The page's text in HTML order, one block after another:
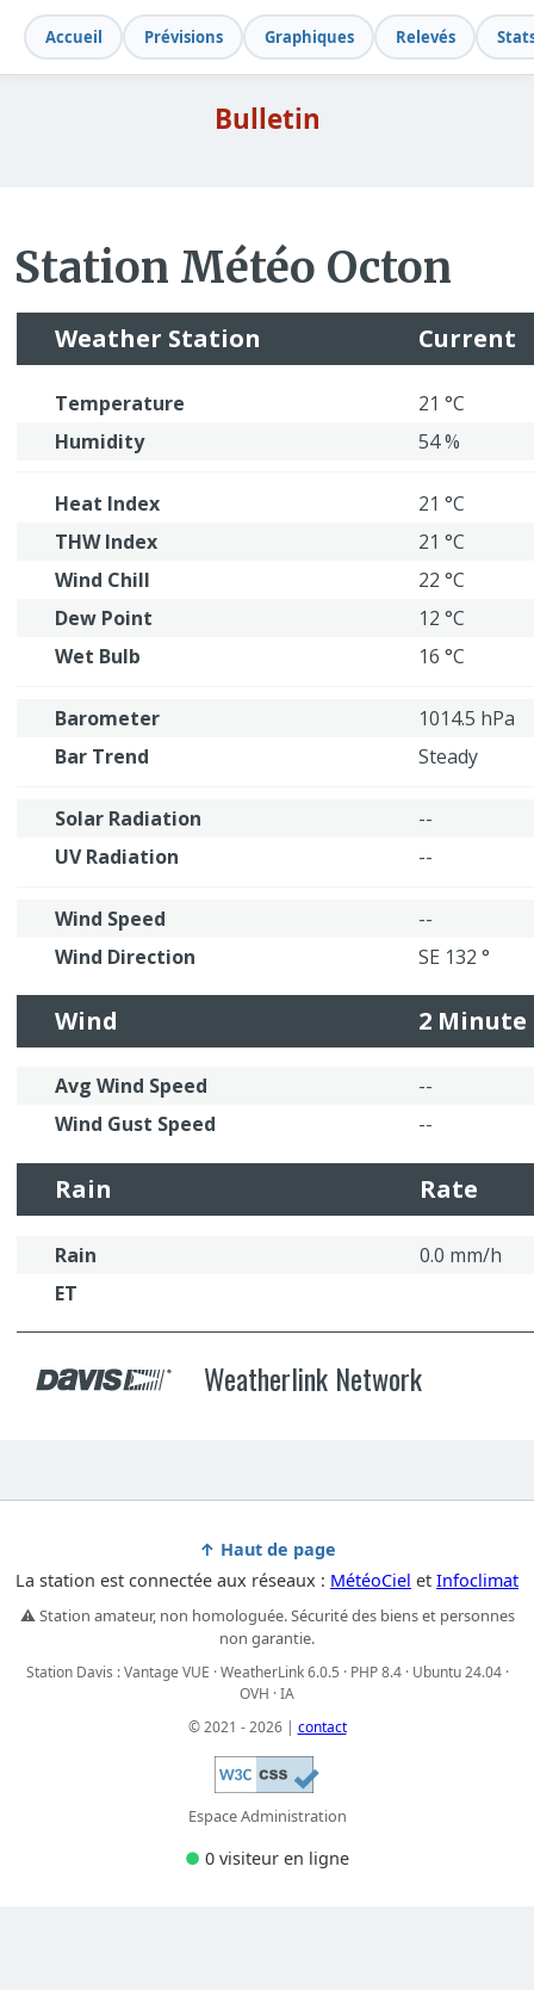
Accueil Prévisions Graphiques Relevés
Bulletin
↑ Haut de page
La station est connectée aux réseaux : MétéoCiel et Infoclimat
⚠️ Station amateur, non homologuée. Sécurité des biens et personnes
non garantie.
Station Davis : Vantage VUE · WeatherLink 6.0.5 · PHP 8.4 · Ubuntu 24.04 ·
OVH · IA
© 2021 - 2026 | contact
Espace Administration
● 0 visiteur en ligne